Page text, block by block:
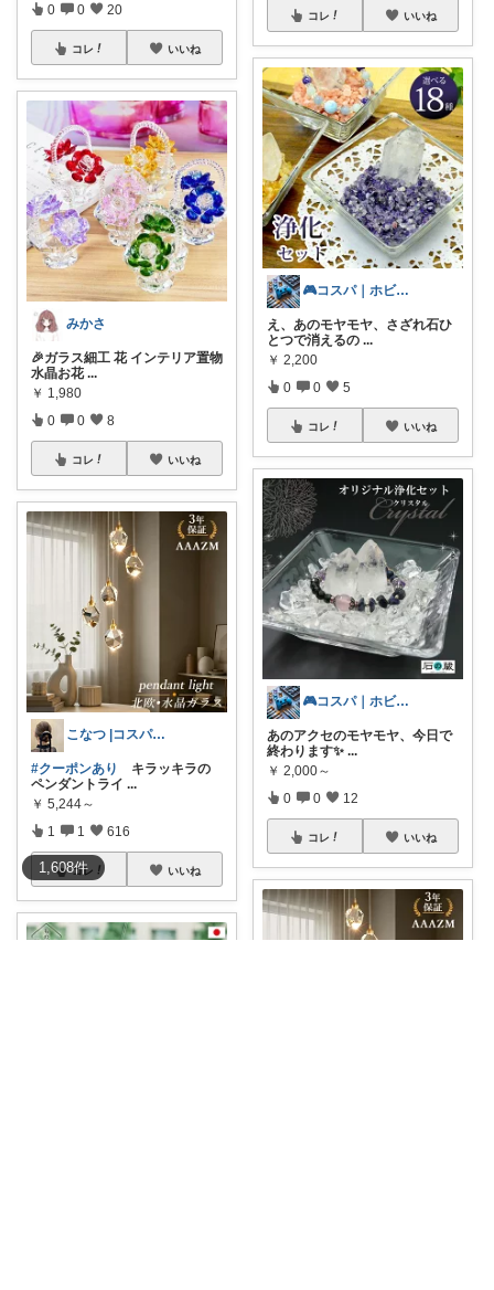
1,608件
0 0 20
コレ いいね
みかさ
🎉ガラス細工 花 インテリア置物
水晶お花 ...
￥ 1,980
0 0 8
コレ いいね
こなつ |コスパ重視と丁寧な暮らし🌷
#クーポンあり
キラッキラの
ペンダントライ ...
￥ 5,244～
1 1 616
コレ いいね
コレ いいね
🎮コスパ｜ホビー｜お得セール
え、あのモヤモヤ、さざれ石ひ
とつで消えるの ...
￥ 2,200
0 0 5
コレ いいね
🎮コスパ｜ホビー｜お得セール
あのアクセのモヤモヤ、今日で
終わります✨ ...
￥ 2,000～
0 0 12
コレ いいね